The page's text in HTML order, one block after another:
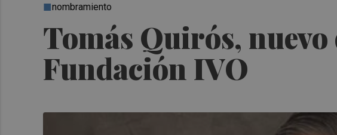
Tomás Quirós,
Fundación IVO
nombramiento